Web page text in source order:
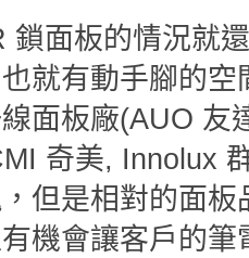
鎖面板的情況就
就有動手腳的
面板廠(AUO 友
奇美, Innolux
但是相對的面
機會讓客戶的